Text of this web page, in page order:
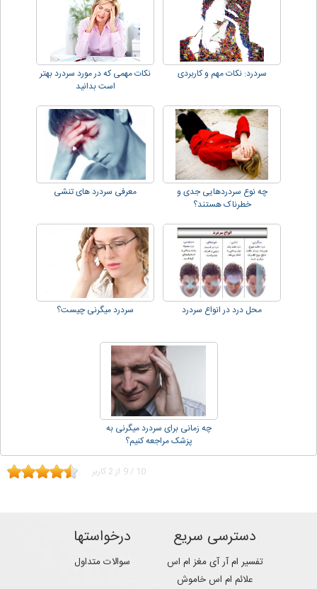
سردرد: نکات مهم و کاربردی
نکات مهمی که در مورد سردرد بهتر
است بدانید
چه نوع سردردهایی جدی و
خطرناک هستند؟
معرفی سردرد های تنشی
محل درد در انواع سردرد سردرد میگرنی چیست؟
چه زمانی برای سردرد میگرنی به
پزشک مراجعه کنیم؟
9 / 10 از 2 کاربر
دسترسی سریع
تفسیر ام آر آی مغز ام اس
علائم ام اس خاموش
درخواستها
سوالات متداول